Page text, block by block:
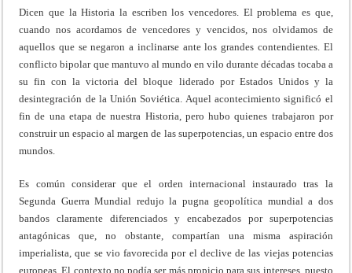
Dicen que la Historia la escriben los vencedores. El problema es que,
cuando nos acordamos de vencedores y vencidos, nos olvidamos de
aquellos que se negaron a inclinarse ante los grandes contendientes. El
conflicto bipolar que mantuvo al mundo en vilo durante décadas tocaba a
su fin con la victoria del bloque liderado por Estados Unidos y la
desintegración de la Unión Soviética. Aquel acontecimiento significó el
fin de una etapa de nuestra Historia, pero hubo quienes trabajaron por
construir un espacio al margen de las superpotencias, un espacio entre dos
mundos.
Es común considerar que el orden internacional instaurado tras la
Segunda Guerra Mundial redujo la pugna geopolítica mundial a dos
bandos claramente diferenciados y encabezados por superpotencias
antagónicas que, no obstante, compartían una misma aspiración
imperialista, que se vio favorecida por el declive de las viejas potencias
europeas. El contexto no podía ser más propicio para sus intereses, puesto